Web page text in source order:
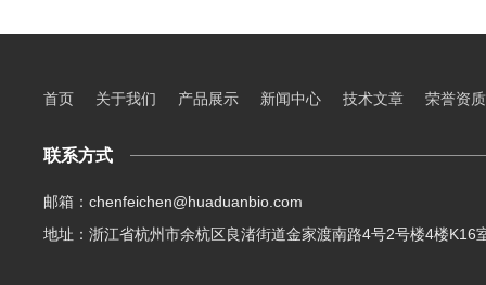
首页 关于我们 产品展示 新闻中心 技术文章 荣誉资质
联系方式
邮箱：chenfeichen@huaduanbio.com
地址：浙江省杭州市余杭区良渚街道金家渡南路4号2号楼4楼K16